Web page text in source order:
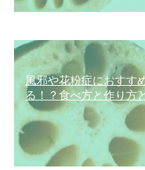
風邪や花粉症におすす
る！？食べ方と作り方